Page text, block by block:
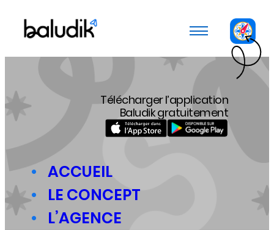
ACCUEIL
LE CONCEPT
L’AGENCE
Télécharger l’application
Baludik gratuitement